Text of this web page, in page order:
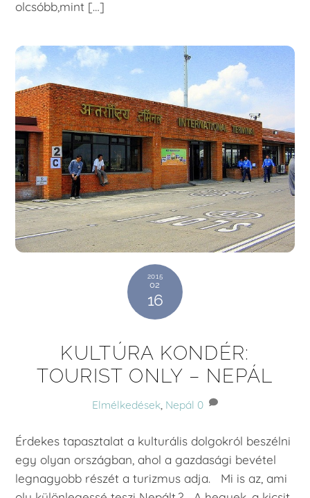
olcsóbb,mint […]
2015
02
16
KULTÚRA KONDÉR:
TOURIST ONLY – NEPÁL
Elmélkedések, Nepál 0
Érdekes tapasztalat a kulturális dolgokról beszélni
egy olyan országban, ahol a gazdasági bevétel
legnagyobb részét a turizmus adja. Mi is az, ami